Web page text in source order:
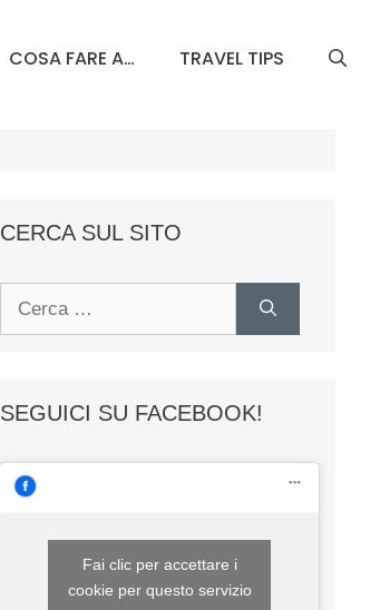
COSA FARE A… TRAVEL TIPS
CERCA SUL SITO
SEGUICI SU FACEBOOK!
Fai clic per accettare i
cookie per questo servizio